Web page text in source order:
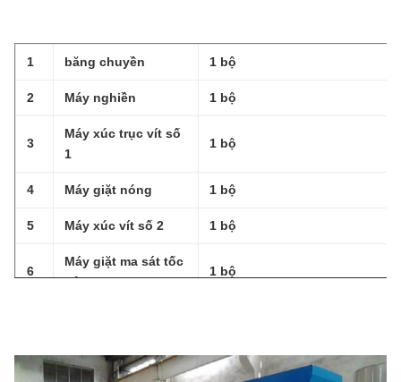
1 băng chuyền 1 bộ
2 Máy nghiền 1 bộ
3
Máy xúc trục vít số
1
1 bộ
4 Máy giặt nóng 1 bộ
5 Máy xúc vít số 2 1 bộ
6
Máy giặt ma sát tốc
độ cao
1 bộ
số
8
Máy ly tâm 1 bộ